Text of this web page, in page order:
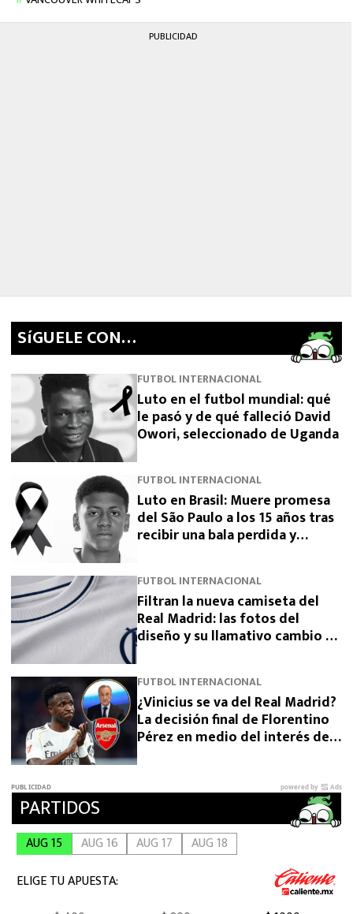
PUBLICIDAD
SíGUELE CON…
FUTBOL INTERNACIONAL
Luto en el futbol mundial: qué
le pasó y de qué falleció David
Owori, seleccionado de Uganda
FUTBOL INTERNACIONAL
Luto en Brasil: Muere promesa
del São Paulo a los 15 años tras
recibir una bala perdida y
FUTBOL INTERNACIONAL
Filtran la nueva camiseta del
Real Madrid: las fotos del
diseño y su llamativo cambio de
FUTBOL INTERNACIONAL
¿Vinicius se va del Real Madrid?
La decisión final de Florentino
Pérez en medio del interés del